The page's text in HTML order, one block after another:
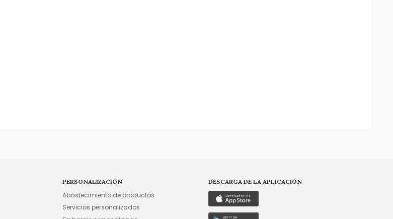
PERSONALIZACIÓN
Abastecimiento de productos
Servicios personalizados
DESCARGA DE LA APLICACIÓN